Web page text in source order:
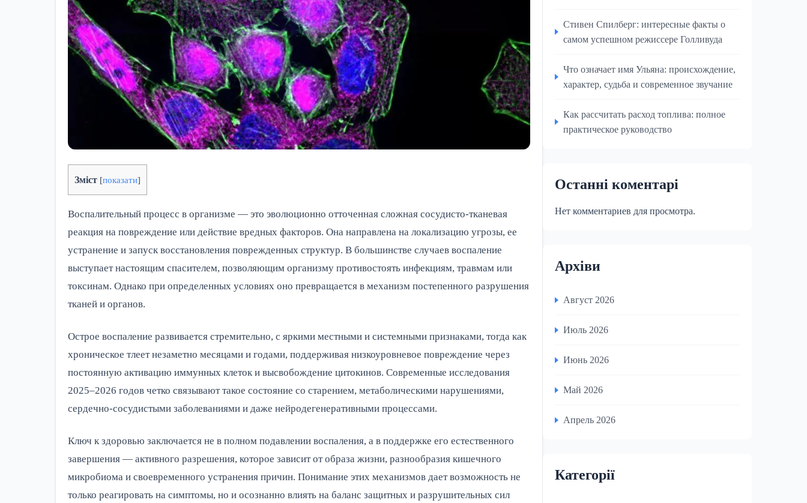
Зміст [показати]
Воспалительный процесс в организме — это эволюционно отточенная сложная сосудисто-тканевая
реакция на повреждение или действие вредных факторов. Она направлена на локализацию угрозы, ее
устранение и запуск восстановления поврежденных структур. В большинстве случаев воспаление
выступает настоящим спасителем, позволяющим организму противостоять инфекциям, травмам или
токсинам. Однако при определенных условиях оно превращается в механизм постепенного разрушения
тканей и органов.
Острое воспаление развивается стремительно, с яркими местными и системными признаками, тогда как
хроническое тлеет незаметно месяцами и годами, поддерживая низкоуровневое повреждение через
постоянную активацию иммунных клеток и высвобождение цитокинов. Современные исследования
2025–2026 годов четко связывают такое состояние со старением, метаболическими нарушениями,
сердечно-сосудистыми заболеваниями и даже нейродегенеративными процессами.
Ключ к здоровью заключается не в полном подавлении воспаления, а в поддержке его естественного
завершения — активного разрешения, которое зависит от образа жизни, разнообразия кишечного
микробиома и своевременного устранения причин. Понимание этих механизмов дает возможность не
только реагировать на симптомы, но и осознанно влиять на баланс защитных и разрушительных сил
Стивен Спилберг: интересные факты о
самом успешном режиссере Голливуда
Что означает имя Ульяна: происхождение,
характер, судьба и современное звучание
Как рассчитать расход топлива: полное
практическое руководство
Останні коментарі
Нет комментариев для просмотра.
Архіви
Август 2026
Июль 2026
Июнь 2026
Май 2026
Апрель 2026
Категорії